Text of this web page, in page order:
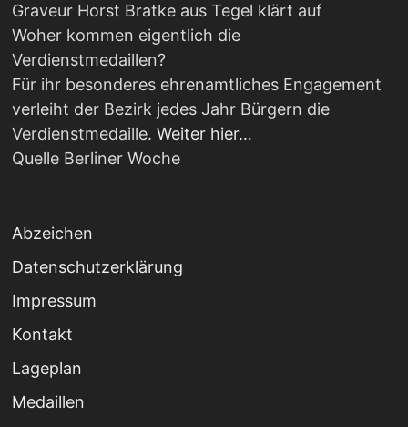
Graveur Horst Bratke aus Tegel klärt auf
Woher kommen eigentlich die
Verdienstmedaillen?
Für ihr besonderes ehrenamtliches Engagement
verleiht der Bezirk jedes Jahr Bürgern die
Verdienstmedaille. Weiter hier…
Quelle Berliner Woche
Abzeichen
Datenschutzerklärung
Impressum
Kontakt
Lageplan
Medaillen